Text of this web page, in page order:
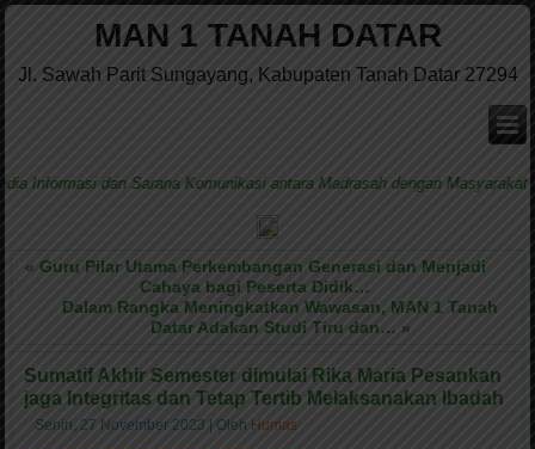
MAN 1 TANAH DATAR
Jl. Sawah Parit Sungayang, Kabupaten Tanah Datar 27294
dan Sarana Komunikasi antara Madrasah dengan Masyarakat
« Guru Pilar Utama Perkembangan Generasi dan Menjadi
Cahaya bagi Peserta Didik…
Dalam Rangka Meningkatkan Wawasan, MAN 1 Tanah
Datar Adakan Studi Tiru dan… »
Sumatif Akhir Semester dimulai Rika Maria Pesankan
jaga Integritas dan Tetap Tertib Melaksanakan Ibadah
Senin, 27 November 2023 |Oleh Humas